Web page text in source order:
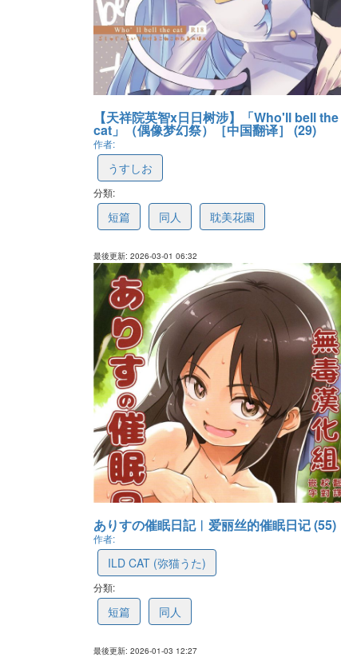
【天祥院英智x日日树涉】「Who'll bell the
cat」（偶像梦幻祭）［中国翻译］ (29)
作者:
うすしお
分類:
短篇 同人 耽美花園
最後更新: 2026-03-01 06:32
ありすの催眠日記︱爱丽丝的催眠日记 (55)
作者:
ILD CAT (弥猫うた)
分類:
短篇 同人
最後更新: 2026-01-03 12:27